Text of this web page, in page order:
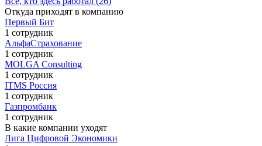
Откуда приходят в компанию
Первый Бит
1 сотрудник
АльфаСтрахование
1 сотрудник
MOLGA Consulting
1 сотрудник
ITMS Россия
1 сотрудник
Газпромбанк
1 сотрудник
В какие компании уходят
Лига Цифровой Экономики